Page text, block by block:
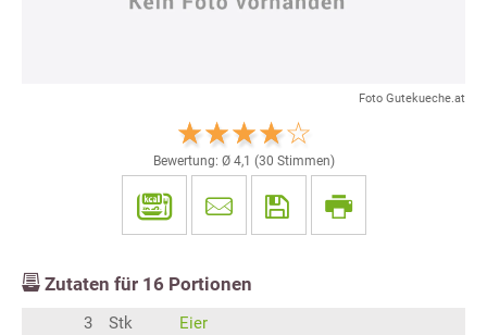
Foto Gutekueche.at
Bewertung: Ø 4,1 (30 Stimmen)
Zutaten für 16 Portionen
3 Stk
Eier